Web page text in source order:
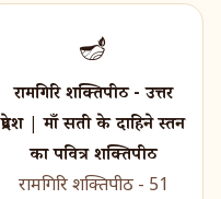
🪔
रामगिरि शक्तिपीठ - उत्तर
प्रदेश | माँ सती के दाहिने स्तन
का पवित्र शक्तिपीठ
रामगिरि शक्तिपीठ - 51